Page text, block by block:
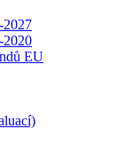
2027
2020
EU